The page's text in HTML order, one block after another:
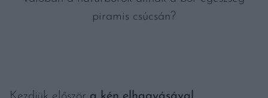
piramis csúcsán?